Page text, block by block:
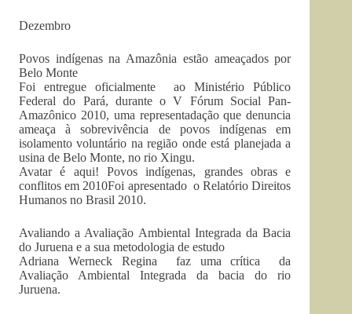
Dezembro
Povos indígenas na Amazônia estão ameaçados por
Belo Monte
Foi entregue oficialmente ao Ministério Público
Federal do Pará, durante o V Fórum Social Pan-
Amazônico 2010, uma representadação que denuncia
ameaça à sobrevivência de povos indígenas em
isolamento voluntário na região onde está planejada a
usina de Belo Monte, no rio Xingu.
Avatar é aqui! Povos indígenas, grandes obras e
conflitos em 2010Foi apresentado o Relatório Direitos
Humanos no Brasil 2010.
Avaliando a Avaliação Ambiental Integrada da Bacia
do Juruena e a sua metodologia de estudo
Adriana Werneck Regina faz uma crítica da
Avaliação Ambiental Integrada da bacia do rio
Juruena.